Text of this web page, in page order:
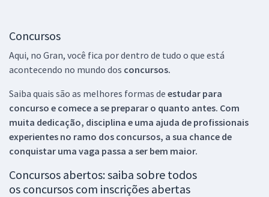
Concursos
Aqui, no Gran, você fica por dentro de tudo o que está
acontecendo no mundo dos concursos.
Saiba quais são as melhores formas de estudar para
concurso e comece a se preparar o quanto antes. Com
muita dedicação, disciplina e uma ajuda de profissionais
experientes no ramo dos concursos, a sua chance de
conquistar uma vaga passa a ser bem maior.
Concursos abertos: saiba sobre todos
os concursos com inscrições abertas